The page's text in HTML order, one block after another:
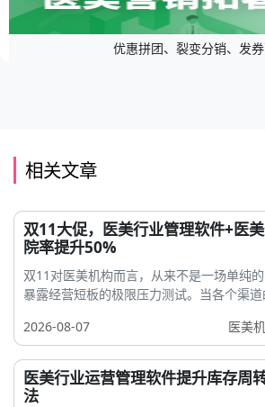
优惠拼团、裂变分销、发
相关文章
双11大促，医美行业管理软件+医
院率提升50%
双11对医美机构而言，从来不是一场单纯
暴露经营短板的极限压力测试。当各个渠道
2026-08-07
医美
医美行业运营管理软件提升库存周
法